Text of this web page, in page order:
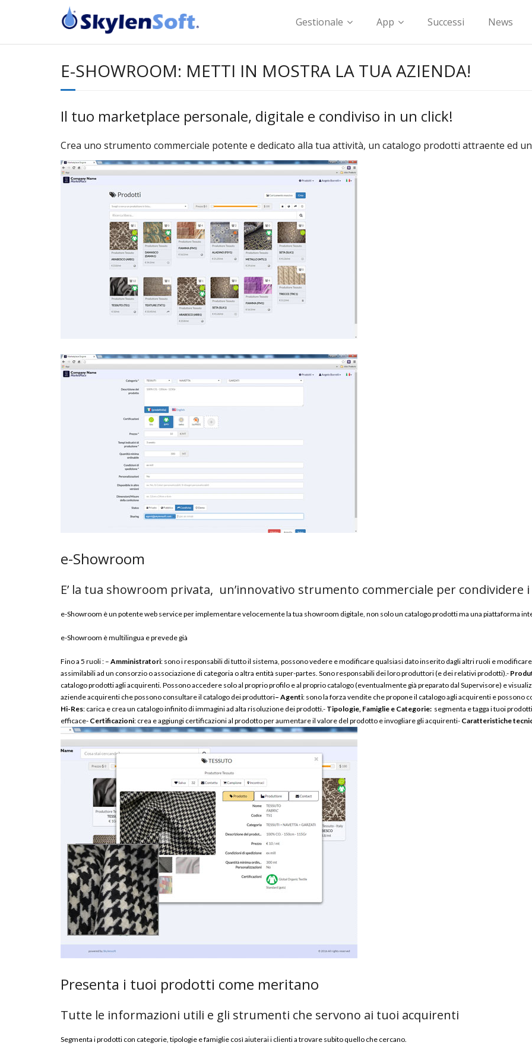
Gestionale App Successi News
E-SHOWROOM: METTI IN MOSTRA LA TUA AZIENDA!
Il tuo marketplace personale, digitale e condiviso in un click!
Crea uno strumento commerciale potente e dedicato alla tua attività, un catalogo prodotti attraente ed
e-Showroom
E’ la tua showroom privata, un’innovativo strumento commerciale per
e-Showroom è un potente web service per implementare velocemente la tua showroom digitale, non solo un catalogo prodotti ma una piattaforma
e-Showroom è multilingua e prevede già
Fino a 5 ruoli : – Amministratori: sono i responsabili di tutto il sistema, possono vedere e modificare qualsiasi dato inserito dagli altri ruoli e
assimilabili ad un consorzio o associazione di categoria o altra entità super-partes. Sono responsabili dei loro produttori (e dei relativi prodotti).-
catalogo prodotti agli acquirenti. Possono accedere solo al proprio profilo e al proprio catalogo (eventualmente già preparato dal Supervisore) e
aziende acquirenti che possono consultare il catalogo dei produttori– Agenti: sono la forza vendite che propone il catalogo agli acquirenti e
Hi-Res: carica e crea un catalogo infinito di immagini ad alta risoluzione dei prodotti.- Tipologie, Famiglie e Categorie: segmenta e tagga i tuoi
efficace- Certificazioni: crea e aggiungi certificazioni al prodotto per aumentare il valore del prodotto e invogliare gli acquirenti- Caratteristiche
Presenta i tuoi prodotti come meritano
Tutte le informazioni utili e gli strumenti che servono ai tuoi acquirenti
Segmenta i prodotti con categorie, tipologie e famiglie così aiuterai i clienti a trovare subito quello che cercano.